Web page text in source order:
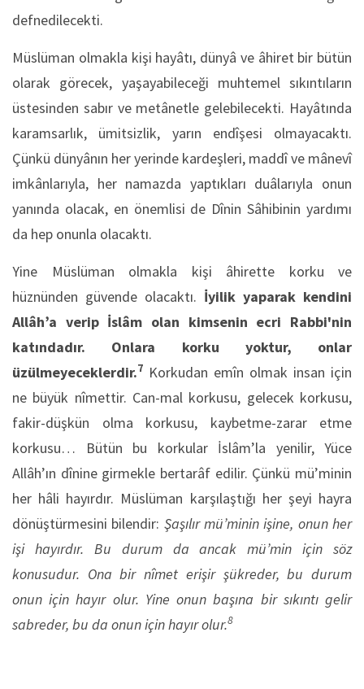
defnedilecekti.
Müslüman olmakla kişi hayâtı, dünyâ ve âhiret bir bütün
olarak görecek, yaşayabileceği muhtemel sıkıntıların
üstesinden sabır ve metânetle gelebilecekti. Hayâtında
karamsarlık, ümitsizlik, yarın endîşesi olmayacaktı.
Çünkü dünyânın her yerinde kardeşleri, maddî ve mânevî
imkânlarıyla, her namazda yaptıkları duâlarıyla onun
yanında olacak, en önemlisi de Dînin Sâhibinin yardımı
da hep onunla olacaktı.
Yine Müslüman olmakla kişi âhirette korku ve
hüznünden güvende olacaktı. İyilik yaparak kendini
Allâh’a verip İslâm olan kimsenin ecri Rabbi'nin
katındadır. Onlara korku yoktur, onlar
üzülmeyeceklerdir.7 Korkudan emîn olmak insan için
ne büyük nîmettir. Can-mal korkusu, gelecek korkusu,
fakir-düşkün olma korkusu, kaybetme-zarar etme
korkusu… Bütün bu korkular İslâm’la yenilir, Yüce
Allâh’ın dînine girmekle bertarâf edilir. Çünkü mü’minin
her hâli hayırdır. Müslüman karşılaştığı her şeyi hayra
dönüştürmesini bilendir: Şaşılır mü’minin işine, onun her
işi hayırdır. Bu durum da ancak mü’min için söz
konusudur. Ona bir nîmet erişir şükreder, bu durum
onun için hayır olur. Yine onun başına bir sıkıntı gelir
sabreder, bu da onun için hayır olur.8